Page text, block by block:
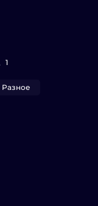
1
Разное